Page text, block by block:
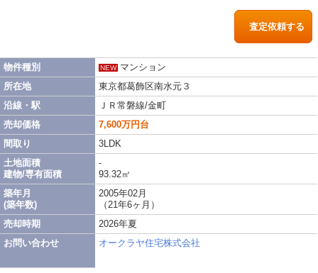
査定依頼する
物件種別
所在地
沿線・駅
売却価格
間取り
土地面積
建物/専有面積
築年月
(築年数)
売却時期
お問い合わせ
NEW マンション
東京都葛飾区南水元３
ＪＲ常磐線/金町
7,600万円台
3LDK
-
93.32㎡
2005年02月
（21年6ヶ月）
2026年夏
オークラヤ住宅株式会社